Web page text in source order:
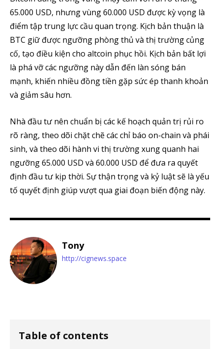
65.000 USD, nhưng vùng 60.000 USD được kỳ vọng là
điểm tập trung lực cầu quan trọng. Kịch bản thuận là
BTC giữ được ngưỡng phòng thủ và thị trường củng
cố, tạo điều kiện cho altcoin phục hồi. Kịch bản bất lợi
là phá vỡ các ngưỡng này dẫn đến làn sóng bán
mạnh, khiến nhiều đồng tiền gặp sức ép thanh khoản
và giảm sâu hơn.
Nhà đầu tư nên chuẩn bị các kế hoạch quản trị rủi ro
rõ ràng, theo dõi chặt chẽ các chỉ báo on-chain và phái
sinh, và theo dõi hành vi thị trường xung quanh hai
ngưỡng 65.000 USD và 60.000 USD để đưa ra quyết
định đầu tư kịp thời. Sự thận trọng và kỷ luật sẽ là yếu
tố quyết định giúp vượt qua giai đoạn biến động này.
Tony
http://cignews.space
Table of contents